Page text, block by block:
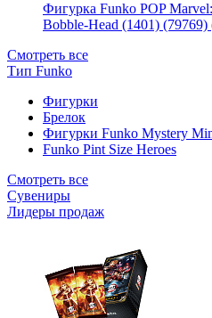
Фигурка Funko POP
Bobble-Head (1401) (79769)
Смотреть все
Тип Funko
Фигурки
Брелок
Фигурки Funko Mystery
Funko Pint Size Heroes
Смотреть все
Сувениры
Лидеры продаж